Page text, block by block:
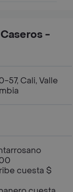
-
57, Cali, Valle
cuesta $